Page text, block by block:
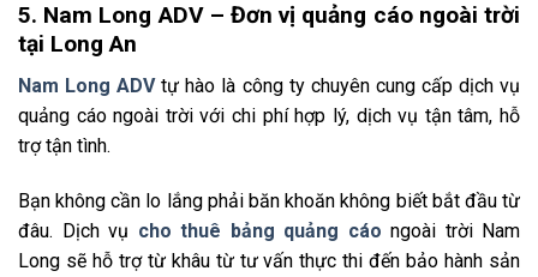
5. Nam Long ADV – Đơn vị quảng cáo ngoài trời
tại Long An
Nam Long ADVtự hào là công ty chuyên cung cấp dịch vụ
quảng cáo ngoài trời với chi phí hợp lý, dịch vụ tận tâm, hỗ
trợ tận tình.
Bạn không cần lo lắng phải băn khoăn không biết bắt đầu từ
đâu. Dịch vụ cho thuê bảng quảng cáo ngoài trời Nam
Long sẽ hỗ trợ từ khâu từ tư vấn thực thi đến bảo hành sản